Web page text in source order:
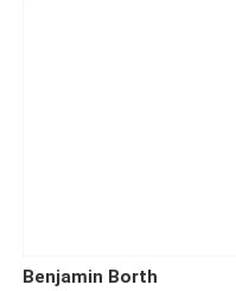
Benjamin Borth